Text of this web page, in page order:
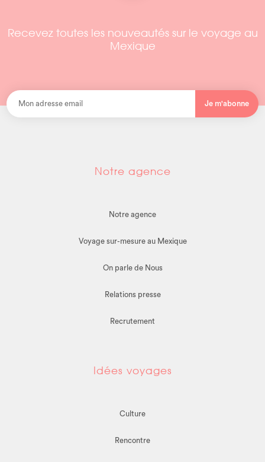
Recevez toutes les nouveautés sur le voyage au
Mexique
Je m'abonne
Notre agence
Notre agence
Voyage sur-mesure au Mexique
On parle de Nous
Relations presse
Recrutement
Idées voyages
Culture
Rencontre